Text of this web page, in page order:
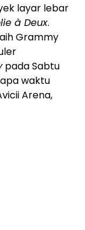
layar lebar
à Deux.
Grammy
pada Sabtu
waktu
Arena,